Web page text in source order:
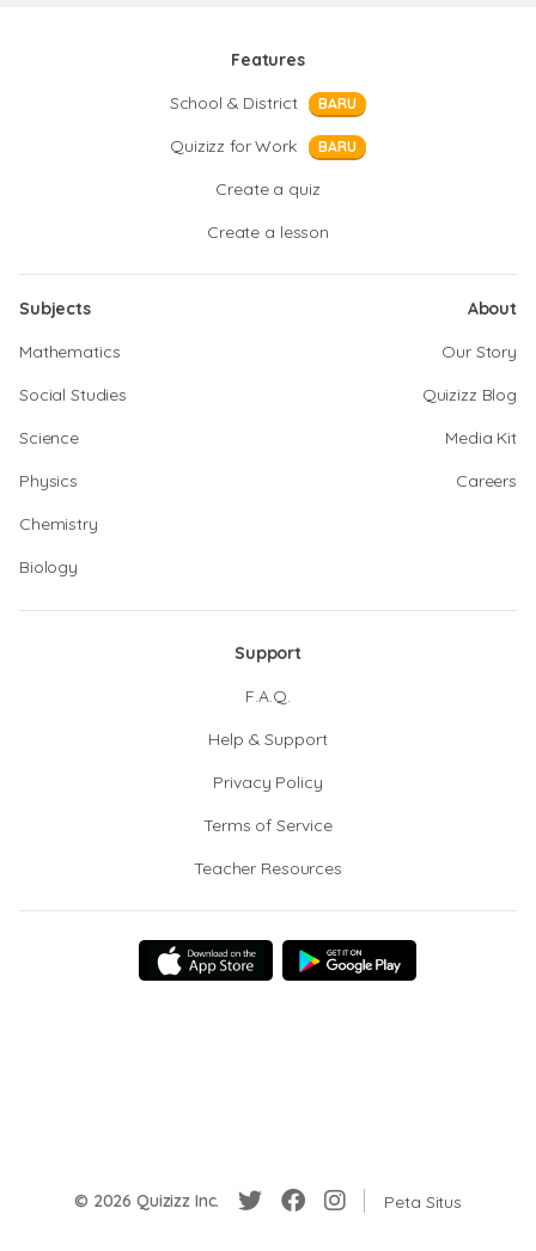
Features
School & District
BARU
Quizizz for Work BARU
Create a quiz
Create a lesson
Subjects
Mathematics
Social Studies
Science
Physics
Chemistry
Biology
About
Our Story
Quizizz Blog
Media Kit
Careers
Support
F.A.Q.
Help & Support
Privacy Policy
Terms of Service
Teacher Resources
© 2026 Quizizz Inc. Peta Situs